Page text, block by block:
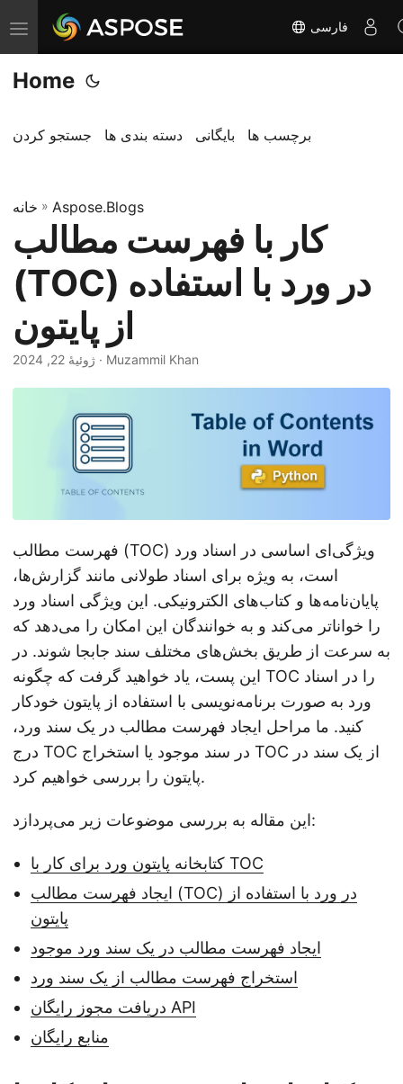
ت
غ
ی
ر
و
ر
ی
فارسی
Home
جستجو کردن دسته بندی ها بایگانی برچسب ها
خانه » Aspose.Blogs
کار با فهرست مطالب
(TOC) در ورد با استفاده
از پایتون
ژوئیهٔ 22, 2024 · Muzammil Khan
فهرست مطالب (TOC) ویژگی‌ای اساسی در اسناد ورد
است، به ویژه برای اسناد طولانی مانند گزارش‌ها،
پایان‌نامه‌ها و کتاب‌های الکترونیکی. این ویژگی اسناد ورد
را خواناتر می‌کند و به خوانندگان این امکان را می‌دهد که
به سرعت از طریق بخش‌های مختلف سند جابجا شوند. در
این پست، یاد خواهید گرفت که چگونه TOC را در اسناد
ورد به صورت برنامه‌نویسی با استفاده از پایتون خودکار
کنید. ما مراحل ایجاد فهرست مطالب در یک سند ورد،
درج TOC در سند موجود یا استخراج TOC از یک سند در
پایتون را بررسی خواهیم کرد.
این مقاله به بررسی موضوعات زیر می‌پردازد:
کتابخانه پایتون ورد برای کار با TOC
ایجاد فهرست مطالب (TOC) در ورد با استفاده از
پایتون
ایجاد فهرست مطالب در یک سند ورد موجود
استخراج فهرست مطالب از یک سند ورد
دریافت مجوز رایگان API
منابع رایگان